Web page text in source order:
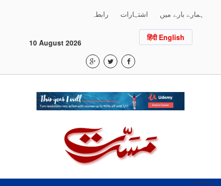
ہمارے بارے میں اشتہارات رابطہ
10 August 2026
हिंदी English